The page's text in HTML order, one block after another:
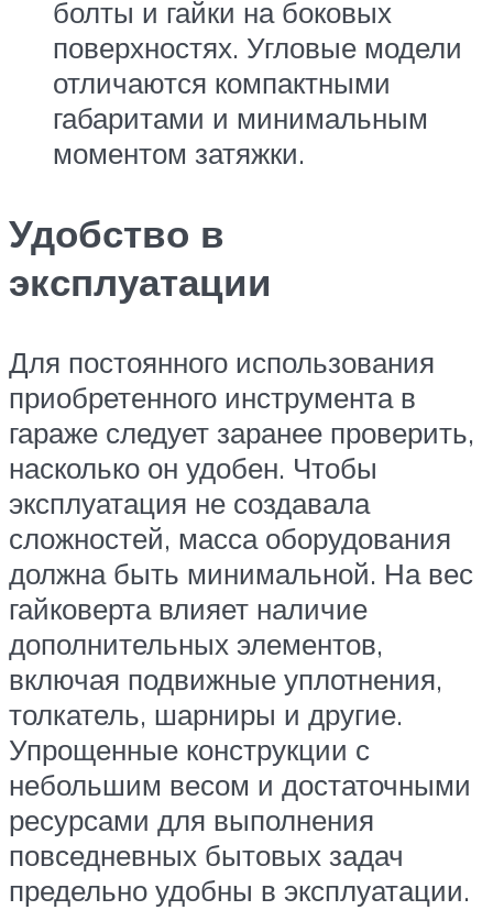
болты и гайки на боковых
поверхностях. Угловые модели
отличаются компактными
габаритами и минимальным
моментом затяжки.
Удобство в
эксплуатации
Для постоянного использования
приобретенного инструмента в
гараже следует заранее проверить,
насколько он удобен. Чтобы
эксплуатация не создавала
сложностей, масса оборудования
должна быть минимальной. На вес
гайковерта влияет наличие
дополнительных элементов,
включая подвижные уплотнения,
толкатель, шарниры и другие.
Упрощенные конструкции с
небольшим весом и достаточными
ресурсами для выполнения
повседневных бытовых задач
предельно удобны в эксплуатации.